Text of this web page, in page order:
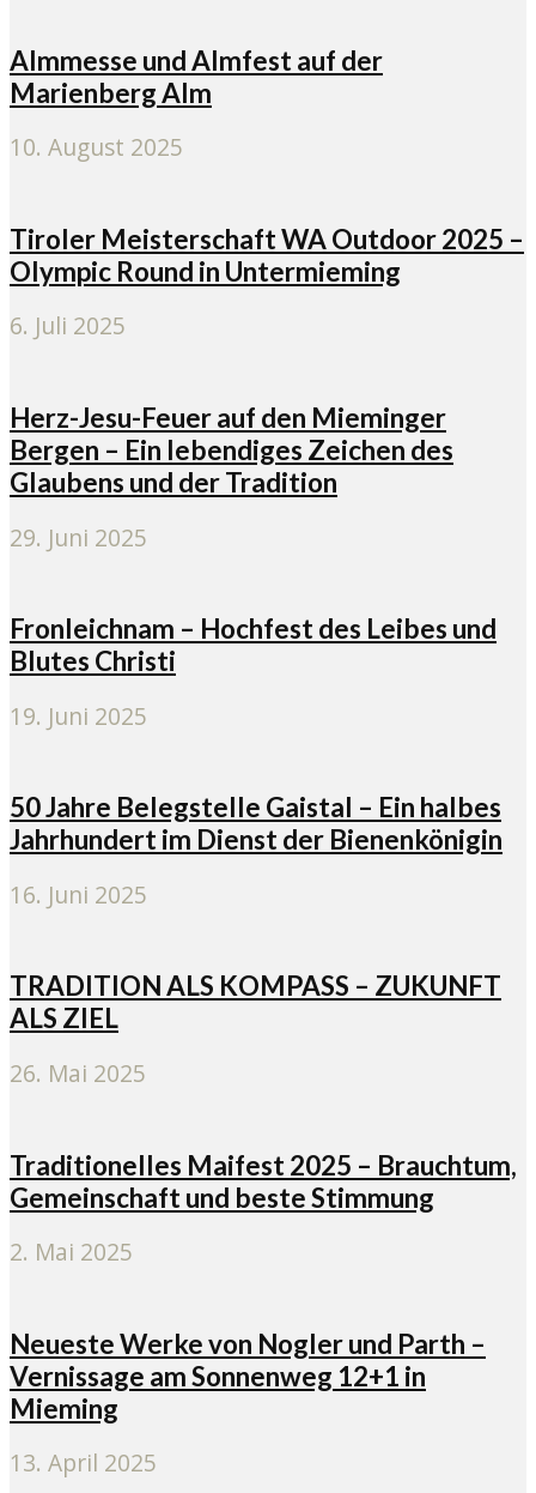
Almmesse und Almfest auf der
Marienberg Alm
10. August 2025
Tiroler Meisterschaft WA Outdoor 2025 –
Olympic Round in Untermieming
6. Juli 2025
Herz-Jesu-Feuer auf den Mieminger
Bergen – Ein lebendiges Zeichen des
Glaubens und der Tradition
29. Juni 2025
Fronleichnam – Hochfest des Leibes und
Blutes Christi
19. Juni 2025
50 Jahre Belegstelle Gaistal – Ein halbes
Jahrhundert im Dienst der Bienenkönigin
16. Juni 2025
TRADITION ALS KOMPASS – ZUKUNFT
ALS ZIEL
26. Mai 2025
Traditionelles Maifest 2025 – Brauchtum,
Gemeinschaft und beste Stimmung
2. Mai 2025
Neueste Werke von Nogler und Parth –
Vernissage am Sonnenweg 12+1 in
Mieming
13. April 2025